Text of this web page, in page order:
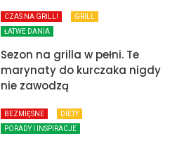
CZAS NA GRILL!
GRILL
ŁATWE DANIA
Sezon na grilla w pełni. Te
marynaty do kurczaka nigdy
nie zawodzą
BEZMIĘSNE
DIETY
PORADY I INSPIRACJE